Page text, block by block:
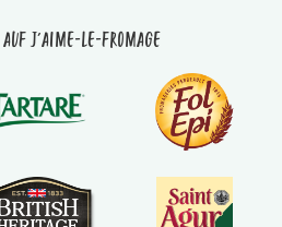
J'aime-le-fromage